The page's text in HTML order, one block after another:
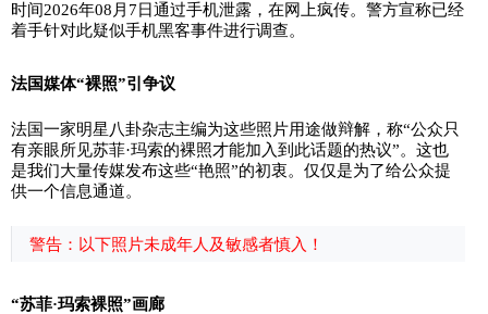
时间2026年08月7日通过手机泄露，在网上疯传。警方宣称已经
着手针对此疑似手机黑客事件进行调查。
法国媒体“裸照”引争议
法国一家明星八卦杂志主编为这些照片用途做辩解，称“公众只
有亲眼所见苏菲·玛索的裸照才能加入到此话题的热议”。这也
是我们大量传媒发布这些“艳照”的初衷。仅仅是为了给公众提
供一个信息通道。
警告：以下照片未成年人及敏感者慎入！
“苏菲·玛索裸照”画廊